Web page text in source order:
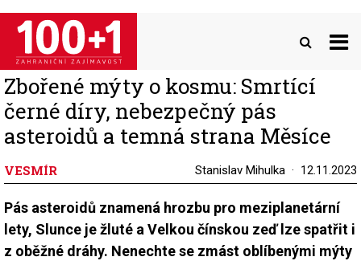
Přejít
hlavnímu
obsahu
Zbořené mýty o kosmu: Smrtící
černé díry, nebezpečný pás
asteroidů a temná strana Měsíce
VESMÍR Stanislav Mihulka 12.11.2023
Pás asteroidů znamená hrozbu pro meziplanetární
lety, Slunce je žluté a Velkou čínskou zeď lze spatřit i
z oběžné dráhy. Nenechte se zmást oblíbenými mýty